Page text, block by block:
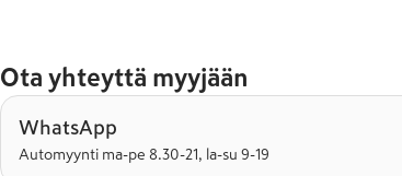
Ota yhteyttä myyjään
WhatsApp
Automyynti ma-pe 8.30-21, la-su 9-19